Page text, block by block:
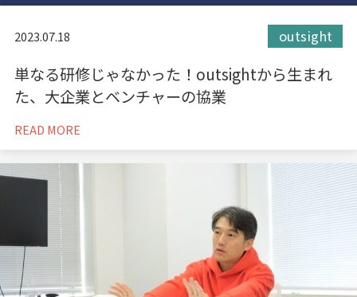
2023.07.18 outsight
単なる研修じゃなかった！outsightから生まれ
た、大企業とベンチャーの協業
READ MORE